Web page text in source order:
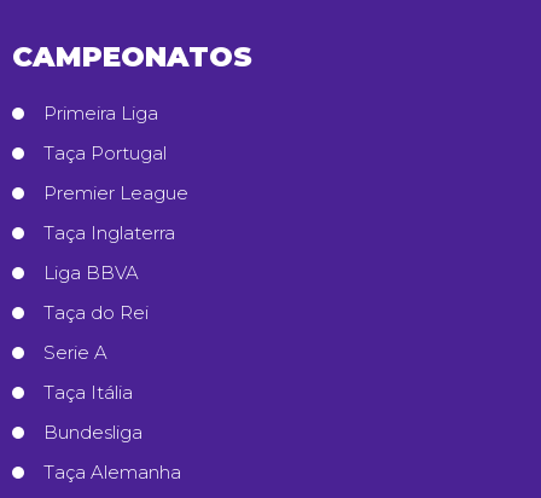
CAMPEONATOS
Primeira Liga
Taça Portugal
Premier League
Taça Inglaterra
Liga BBVA
Taça do Rei
Serie A
Taça Itália
Bundesliga
Taça Alemanha